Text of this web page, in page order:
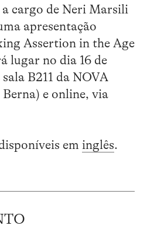
cargo de Neri Marsili
apresentação
Assertion in the Age
lugar no dia 16 de
B211 da NOVA
e online, via
em inglês.